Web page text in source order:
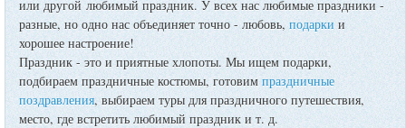
или другой любимый праздник. У всех нас любимые праздники -
разные, но одно нас объединяет точно - любовь,подаркии
хорошее настроение!
Праздник - это и приятные хлопоты. Мы ищем подарки,
подбираем праздничные костюмы, готовимпраздничные
поздравления, выбираем туры для праздничного путешествия,
место, где встретить любимый праздник и т. д.